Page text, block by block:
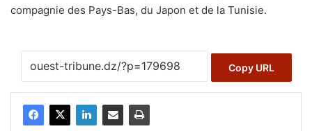
compagnie des Pays-Bas, du Japon et de la Tunisie.
Copy URL